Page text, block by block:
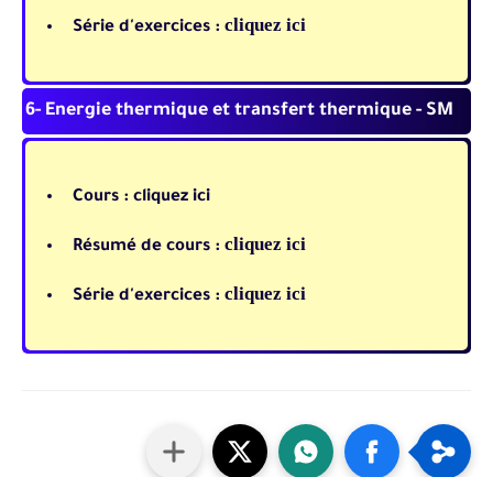
Série d'exercices : cliquez ici
6- Energie thermique et transfert thermique - SM
Cours : cliquez ici
Résumé de cours : cliquez ici
Série d'exercices : cliquez ici